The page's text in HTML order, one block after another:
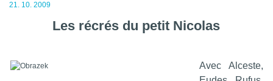
21. 10. 2009
Les récrés du petit Nicolas
Avec Alceste,